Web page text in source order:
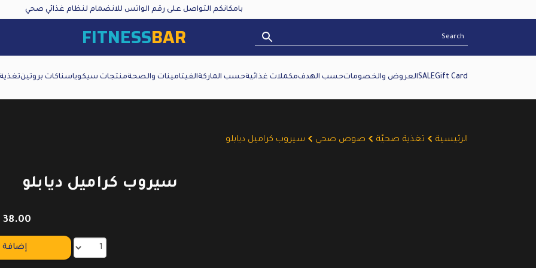
بامكانكم التواصل على رقم الواتس للانضمام لنظام غذائي صحي
FITNESSBAR
Gift Card
SALEالعروض والخصوماتحسب الهدفمكملات غذائيةحسب الماركةالفيتامينات والصحةمنتجات سيكوياسناكات بروتين
الرئيسية تغذية صحيّة صوص صحي سيروب كراميل ديابلو
سيروب كراميل ديابلو
38.00
إضافة